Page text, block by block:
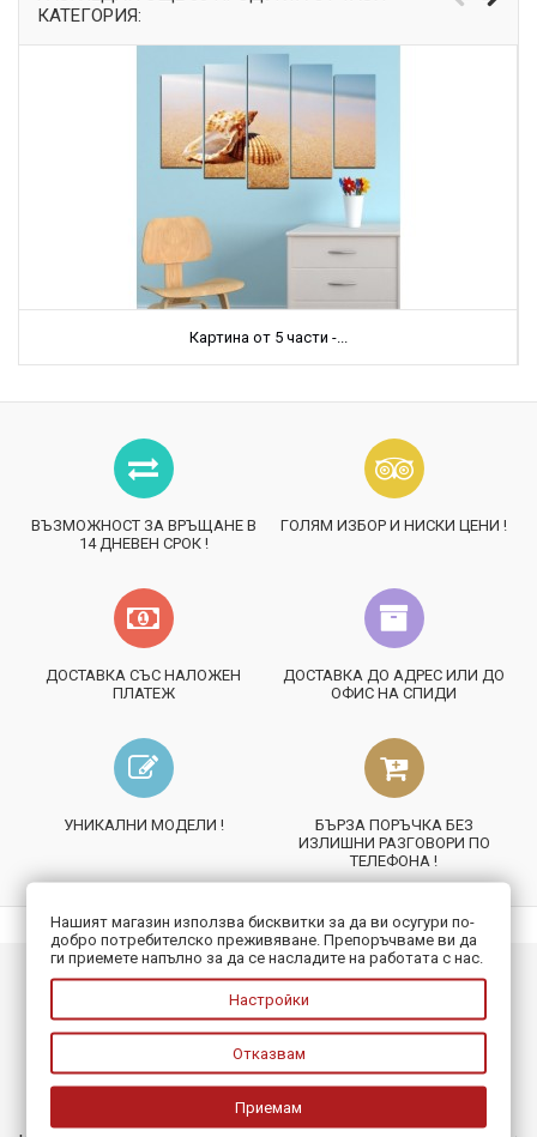
КАТЕГОРИЯ:
Картина от 5 части -...
ВЪЗМОЖНОСТ ЗА ВРЪЩАНЕ В
14 ДНЕВЕН СРОК !
ГОЛЯМ ИЗБОР И НИСКИ ЦЕНИ !
ДОСТАВКА СЪС НАЛОЖЕН
ПЛАТЕЖ
ДОСТАВКА ДО АДРЕС ИЛИ ДО
ОФИС НА СПИДИ
УНИКАЛНИ МОДЕЛИ !
БЪРЗА ПОРЪЧКА БЕЗ
ИЗЛИШНИ РАЗГОВОРИ ПО
ТЕЛЕФОНА !
ИНФОРМАЦИЯ
ПОЛЕЗНО
Нашият магазин използва бисквитки за да ви осугури по-
добро потребителско преживяване. Препоръчваме ви да
ги приемете напълно за да се насладите на работата с нас.
Настройки
Отказвам
Приемам